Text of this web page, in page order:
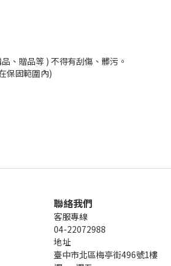
、贈品等 ) 不得有刮傷、髒污。
保固範圍內)
聯絡我們
客服專線
04-22072988
地址
臺中市北區梅亭街496號1樓